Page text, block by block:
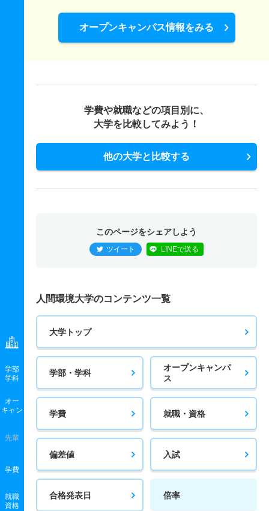
学部
学科
オー
キャン
先輩
学費
就職
資格
人間・動物行動科学科 一般 共テ Ⅰ期Ｂ方式
49人
11.50倍 19.50倍 23人 23人
1.70倍 21人 20人
オープンキャンパス情報をみる
学費や就職などの項目別に、
大学を比較してみよう！
他の大学と比較する
このページをシェアしよう
ツイート LINEで送る
人間環境大学のコンテンツ一覧
大学トップ
学部・学科
オープンキャンパ
ス
学費 就職・資格
偏差値 入試
合格発表日 倍率